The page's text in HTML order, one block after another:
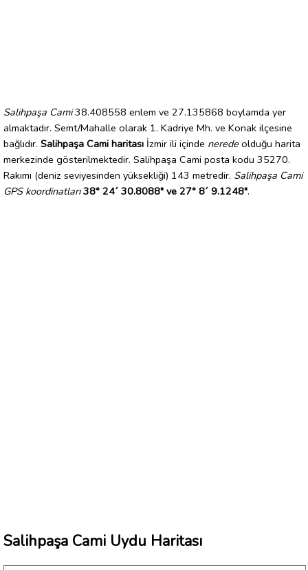
Salihpaşa Cami38.408558 enlem ve 27.135868 boylamda yer
almaktadır. Semt/Mahalle olarak 1. Kadriye Mh. ve Konak ilçesine
bağlıdır. Salihpaşa Cami haritası İzmir ili içinde nerede olduğu harita
merkezinde gösterilmektedir. Salihpaşa Cami posta kodu 35270.
Rakımı (deniz seviyesinden yüksekliği) 143 metredir. Salihpaşa Cami
GPS koordinatları 38° 24´ 30.8088" ve 27° 8´ 9.1248".
Salihpaşa Cami Uydu Haritası